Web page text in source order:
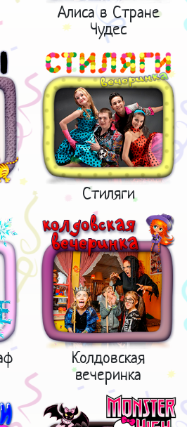
Алиса в Стране
Чудес
Стиляги
Колдовская
вечеринка